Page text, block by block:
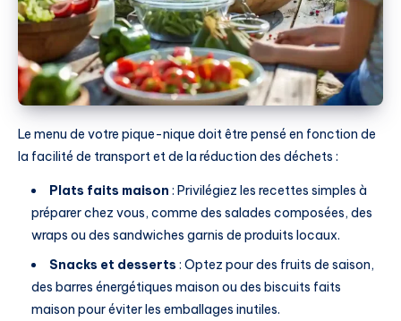
Le menu de votre pique-nique doit être pensé en fonction de
la facilité de transport et de la réduction des déchets :
Plats faits maison : Privilégiez les recettes simples à
préparer chez vous, comme des salades composées, des
wraps ou des sandwiches garnis de produits locaux.
Snacks et desserts : Optez pour des fruits de saison,
des barres énergétiques maison ou des biscuits faits
maison pour éviter les emballages inutiles.